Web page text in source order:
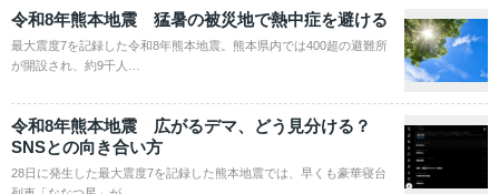
令和8年熊本地震 猛暑の被災地で熱中症を避ける
最大震度7を記録した令和8年熊本地震。熊本県内では400超の避難所
が開設され、約9千人…
令和8年熊本地震 広がるデマ、どう見分ける？
SNSとの向き合い方
28日に発生した最大震度7を記録した熊本地震では、早くも豪華寝台